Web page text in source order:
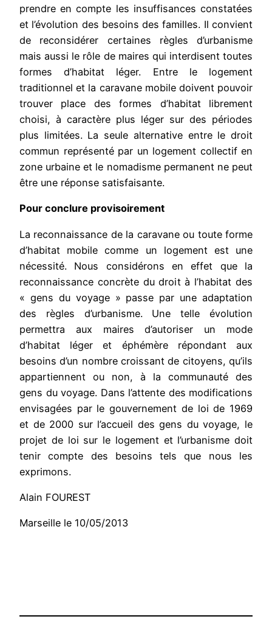
prendre en compte les insuffisances constatées
et l’évolution des besoins des familles. Il convient
de reconsidérer certaines règles d’urbanisme
mais aussi le rôle de maires qui interdisent toutes
formes d’habitat léger. Entre le logement
traditionnel et la caravane mobile doivent pouvoir
trouver place des formes d’habitat librement
choisi, à caractère plus léger sur des périodes
plus limitées. La seule alternative entre le droit
commun représenté par un logement collectif en
zone urbaine et le nomadisme permanent ne peut
être une réponse satisfaisante.
Pour conclure provisoirement
La reconnaissance de la caravane ou toute forme
d’habitat mobile comme un logement est une
nécessité. Nous considérons en effet que la
reconnaissance concrète du droit à l’habitat des
« gens du voyage » passe par une adaptation
des règles d’urbanisme. Une telle évolution
permettra aux maires d’autoriser un mode
d’habitat léger et éphémère répondant aux
besoins d’un nombre croissant de citoyens, qu’ils
appartiennent ou non, à la communauté des
gens du voyage. Dans l’attente des modifications
envisagées par le gouvernement de loi de 1969
et de 2000 sur l’accueil des gens du voyage, le
projet de loi sur le logement et l’urbanisme doit
tenir compte des besoins tels que nous les
exprimons.
Alain FOUREST
Marseille le 10/05/2013